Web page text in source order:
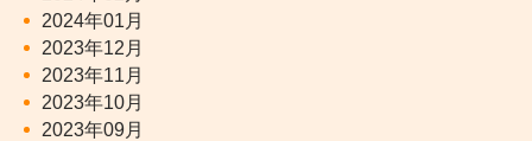
2024年01月
2023年12月
2023年11月
2023年10月
2023年09月